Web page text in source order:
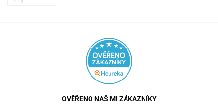
OVĚŘENO NAŠIMI ZÁKAZNÍKY